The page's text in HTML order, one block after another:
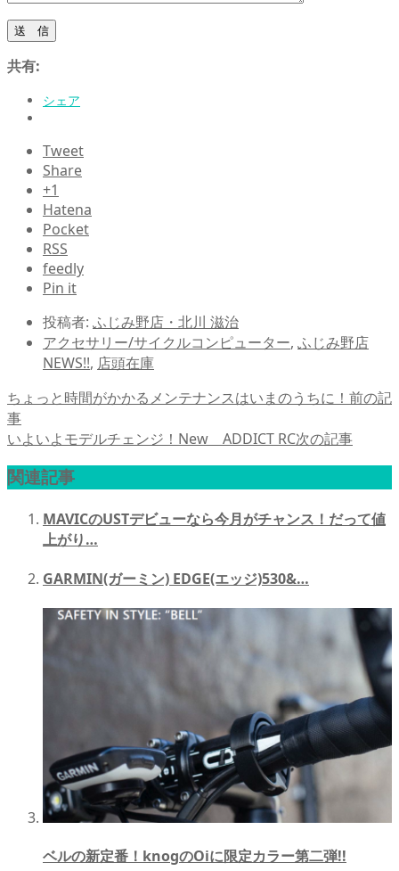
共有:
シェア
Tweet
Share
+1
Hatena
Pocket
RSS
feedly
Pin it
投稿者: ふじみ野店・北川 滋治
アクセサリー/サイクルコンピューター, ふじみ野店
NEWS!!, 店頭在庫
ちょっと時間がかかるメンテナンスはいまのうちに！ 前の記
事
いよいよモデルチェンジ！New ADDICT RC次の記事
関連記事
MAVICのUSTデビューなら今月がチャンス！だって値
上がり…
GARMIN(ガーミン) EDGE(エッジ)530&…
ベルの新定番！knogのOiに限定カラー第二弾!!